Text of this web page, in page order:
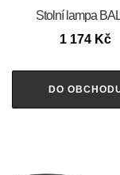
Stolní lampa
1 174 Kč
DO